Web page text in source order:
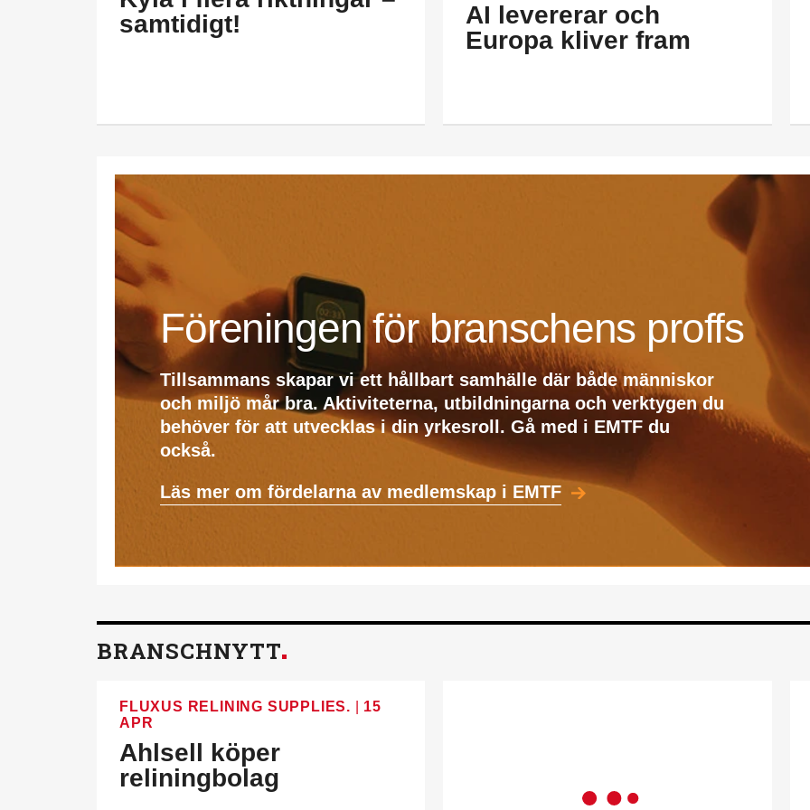
samtidigt!
AI levererar och
Europa kliver fram
Föreningen för branschens proffs
Tillsammans skapar vi ett hållbart samhälle där både människor
och miljö mår bra. Aktiviteterna, utbildningarna och verktygen du
behöver för att utvecklas i din yrkesroll. Gå med i EMTF du
också.
Läs mer om fördelarna av medlemskap i EMTF
BRANSCHNYTT
FLUXUS RELINING SUPPLIES.
15
APR
Ahlsell köper
reliningbolag